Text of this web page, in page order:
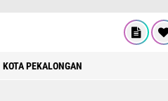
KOTA PEKALONGAN